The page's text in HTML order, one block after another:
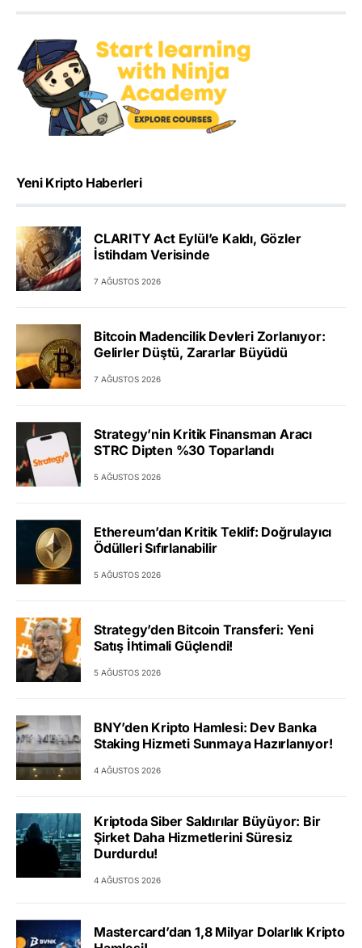
Yeni Kripto Haberleri
CLARITY Act Eylül’e Kaldı, Gözler
İstihdam Verisinde
7 AĞUSTOS 2026
Bitcoin Madencilik Devleri Zorlanıyor:
Gelirler Düştü, Zararlar Büyüdü
7 AĞUSTOS 2026
Strategy’nin Kritik Finansman Aracı
STRC Dipten %30 Toparlandı
5 AĞUSTOS 2026
Ethereum’dan Kritik Teklif: Doğrulayıcı
Ödülleri Sıfırlanabilir
5 AĞUSTOS 2026
Strategy’den Bitcoin Transferi: Yeni
Satış İhtimali Güçlendi!
5 AĞUSTOS 2026
BNY’den Kripto Hamlesi: Dev Banka
Staking Hizmeti Sunmaya Hazırlanıyor!
4 AĞUSTOS 2026
Kriptoda Siber Saldırılar Büyüyor: Bir
Şirket Daha Hizmetlerini Süresiz
Durdurdu!
4 AĞUSTOS 2026
Mastercard’dan 1,8 Milyar Dolarlık Kripto